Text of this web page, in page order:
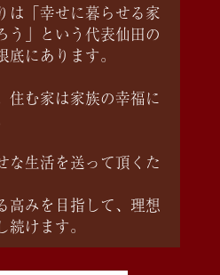
は「幸せに暮らせる家
う」という代表仙田の
にあります。
住む家は家族の幸福に
な生活を送って頂くた
高みを目指して、理想
けます。